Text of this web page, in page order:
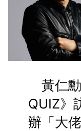
黃仁
QUIZ》
辦「大